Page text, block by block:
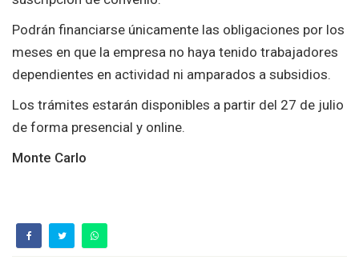
Podrán financiarse únicamente las obligaciones por los
meses en que la empresa no haya tenido trabajadores
dependientes en actividad ni amparados a subsidios.
Los trámites estarán disponibles a partir del 27 de julio
de forma presencial y online.
Monte Carlo